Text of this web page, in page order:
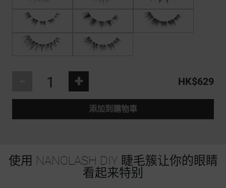
+ HK$629
添加到購物車
使用 NANOLASH DIY 睫毛簇让你的眼睛
看起来特别